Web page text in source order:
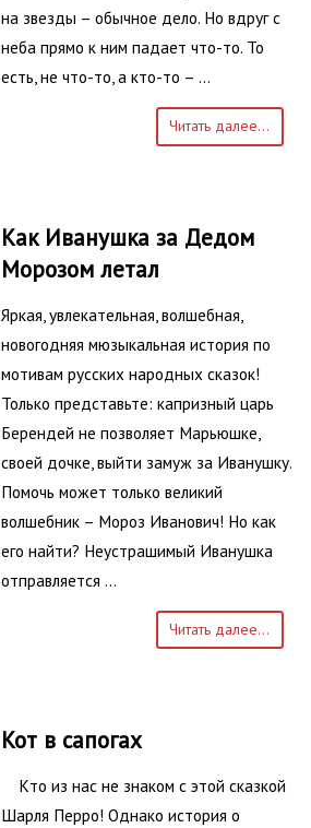
на звезды – обычное дело. Но вдруг с
неба прямо к ним падает что-то. То
есть, не что-то, а кто-то – …
Читать далее...
Как Иванушка за Дедом
Морозом летал
Яркая, увлекательная, волшебная,
новогодняя мюзыкальная история по
мотивам русских народных сказок!
Только представьте: капризный царь
Берендей не позволяет Марьюшке,
своей дочке, выйти замуж за Иванушку.
Помочь может только великий
волшебник – Мороз Иванович! Но как
его найти? Неустрашимый Иванушка
отправляется …
Читать далее...
Кот в сапогах
Кто из нас не знаком с этой сказкой
Шарля Перро! Однако история о